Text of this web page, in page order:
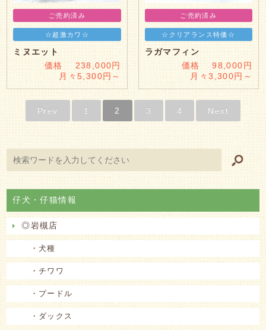
ご売約済み
☆超激カワ☆
ミヌエット
価格 238,000円
月々5,300円～
ご売約済み
☆クリアランス特価☆
ラガマフィン
価格 98,000円
月々3,300円～
Prev 1 2 3 4 Next
仔犬・仔猫情報
◎岩槻店
・犬種
・チワワ
・プードル
・ダックス